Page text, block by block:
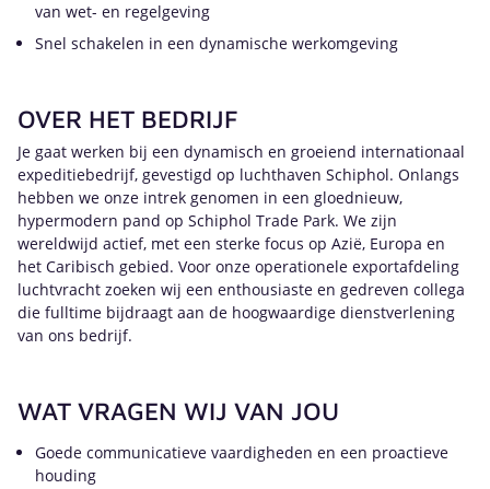
van wet- en regelgeving
Snel schakelen in een dynamische werkomgeving
OVER HET BEDRIJF
Je gaat werken bij een dynamisch en groeiend internationaal
expeditiebedrijf, gevestigd op luchthaven Schiphol. Onlangs
hebben we onze intrek genomen in een gloednieuw,
hypermodern pand op Schiphol Trade Park. We zijn
wereldwijd actief, met een sterke focus op Azië, Europa en
het Caribisch gebied. Voor onze operationele exportafdeling
luchtvracht zoeken wij een enthousiaste en gedreven collega
die fulltime bijdraagt aan de hoogwaardige dienstverlening
van ons bedrijf.
WAT VRAGEN WIJ VAN JOU
Goede communicatieve vaardigheden en een proactieve
houding